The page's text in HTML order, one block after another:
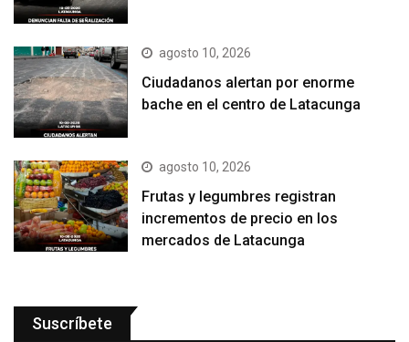
agosto 10, 2026
Ciudadanos alertan por enorme
bache en el centro de Latacunga
agosto 10, 2026
Frutas y legumbres registran
incrementos de precio en los
mercados de Latacunga
Suscríbete